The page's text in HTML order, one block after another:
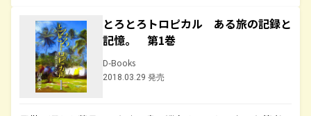
とろとろトロピカル ある旅の記録と
記憶。 第1巻
D-Books
2018.03.29 発売